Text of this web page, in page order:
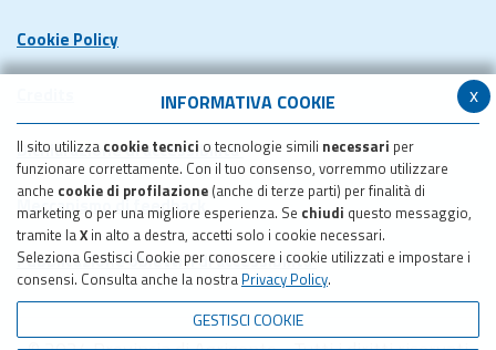
x
INFORMATIVA COOKIE
Il sito utilizza cookie tecnici o tecnologie simili necessari per
funzionare correttamente. Con il tuo consenso, vorremmo utilizzare
anche cookie di profilazione (anche di terze parti) per finalità di
marketing o per una migliore esperienza. Se chiudi questo messaggio,
tramite laX in alto a destra, accetti solo i cookie necessari.
Seleziona Gestisci Cookie per conoscere i cookie utilizzati e impostare i
consensi. Consulta anche la nostra Privacy Policy.
GESTISCI COOKIE
Cookie Policy
Dichiarazione di accessibilita'
Meccanismo di feedback
Pubblicazione obiettivi di accessibilita'